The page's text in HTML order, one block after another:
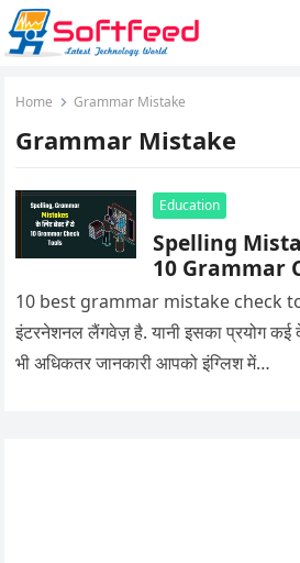
Home Grammar Mistake
Grammar Mistake
Education
Spelling
10 Grammar
10 best grammar mistake check
इंटरनेशनल लैंगवेज़ है. यानी इसका प्रयोग कई
भी अधिकतर जानकारी आपको इंग्लिश में…